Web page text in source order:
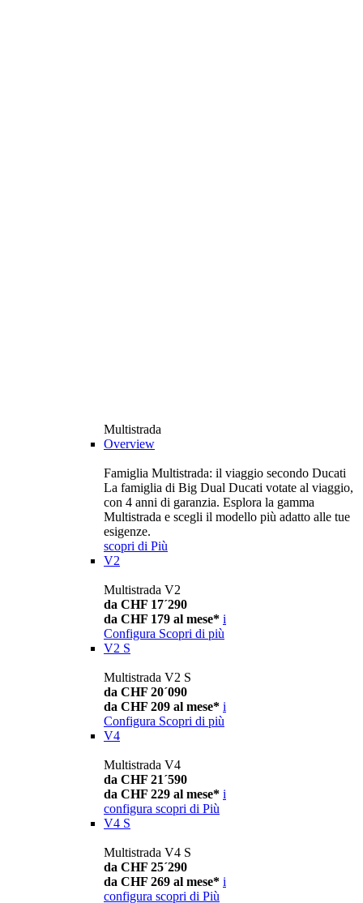
Multistrada
Overview
Famiglia Multistrada: il viaggio secondo Ducati
La famiglia di Big Dual Ducati votate al viaggio,
con 4 anni di garanzia. Esplora la gamma
Multistrada e scegli il modello più adatto alle tue
esigenze.
scopri di Più
V2
Multistrada V2
da CHF 17´290
da CHF 179 al mese* i
Configura Scopri di più
V2 S
Multistrada V2 S
da CHF 20´090
da CHF 209 al mese* i
Configura Scopri di più
V4
Multistrada V4
da CHF 21´590
da CHF 229 al mese* i
configura scopri di Più
V4 S
Multistrada V4 S
da CHF 25´290
da CHF 269 al mese* i
configura scopri di Più